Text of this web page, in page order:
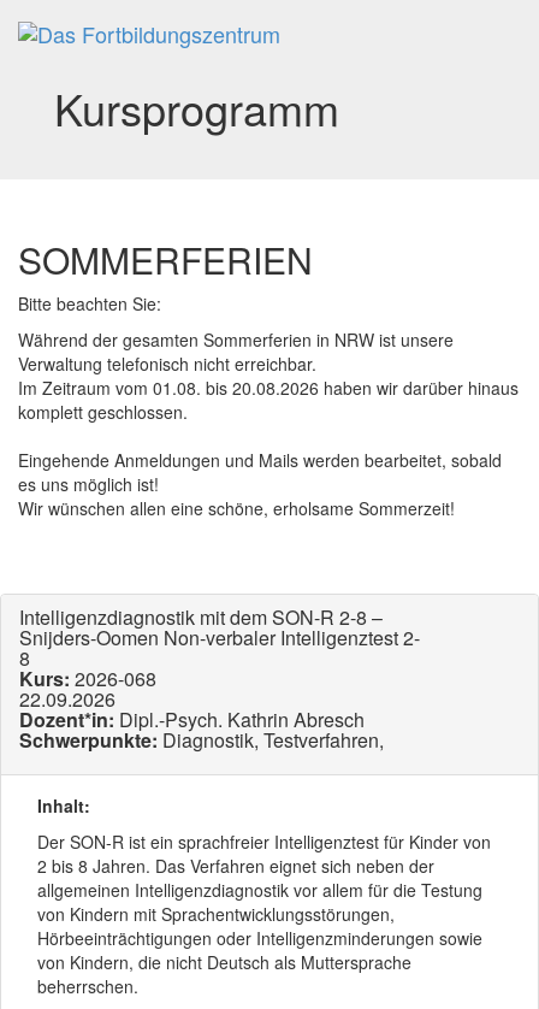
Kursprogramm
SOMMERFERIEN
Bitte beachten Sie:
Während der gesamten Sommerferien in NRW ist unsere
Verwaltung telefonisch nicht erreichbar.
Im Zeitraum vom 01.08. bis 20.08.2026 haben wir darüber hinaus
komplett geschlossen.
Eingehende Anmeldungen und Mails werden bearbeitet, sobald
es uns möglich ist!
Wir wünschen allen eine schöne, erholsame Sommerzeit!
Intelligenzdiagnostik mit dem SON-R 2-8 –
Snijders-Oomen Non-verbaler Intelligenztest 2-
8
Kurs: 2026-068
22.09.2026
Dozent*in: Dipl.-Psych. Kathrin Abresch
Schwerpunkte: Diagnostik, Testverfahren,
Inhalt:
Der SON-R ist ein sprachfreier Intelligenztest für Kinder von
2 bis 8 Jahren. Das Verfahren eignet sich neben der
allgemeinen Intelligenzdiagnostik vor allem für die Testung
von Kindern mit Sprachentwicklungsstörungen,
Hörbeeinträchtigungen oder Intelligenzminderungen sowie
von Kindern, die nicht Deutsch als Muttersprache
beherrschen.